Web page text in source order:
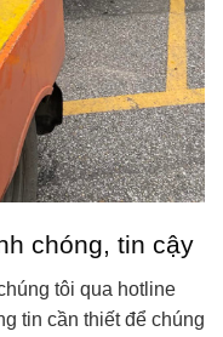
chóng, tin cậy
tôi qua hotline
tin cần thiết để chúng